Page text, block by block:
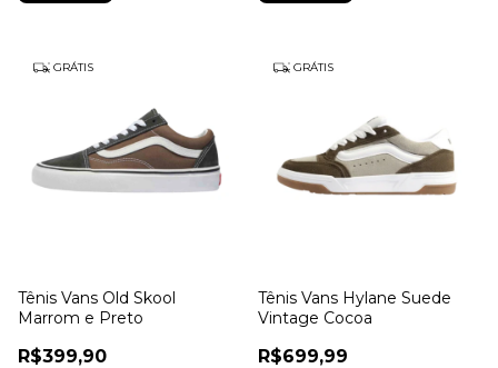
GRÁTIS
Tênis Vans Old Skool
Marrom e Preto
R$399,90
GRÁTIS
Tênis Vans Hylane Suede
Vintage Cocoa
R$699,99